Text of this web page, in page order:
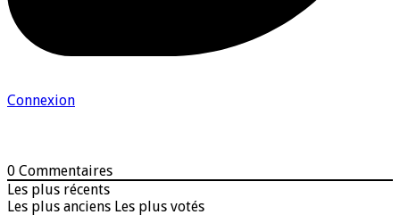
Connexion
0 Commentaires
Les plus récents
Les plus anciens Les plus votés